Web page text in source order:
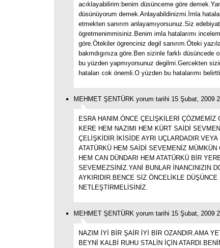
acıklayabilirim:benim düsünceme göre
düsünüyorum demek.Anlayabildinizmi.İmla
etmekten sanırım anlayamıyorsunuz.Siz
ögretmenimmisiniz.Benim imla hatalarımı
göre.Ötekiler ögrenciniz degil sanırım.Öteki
bakmdıgınıza göre.Ben sizinle farklı düsüncede
bu yüzden yapmıyorsunuz degilmi.Gercekten
hataları cok önemli.O yüzden bu hatalarımı
MEHMET ŞENTÜRK yorum tarihi 15 Şubat, 2009
ESRA HANIM.ÖNCE ÇELİŞKİLERİ ÇÖZMEMİZ
KERE HEM NAZIMI HEM KÜRT SAİDİ
ÇELİŞKİDİR.İKİSİDE AYRI UÇLARDADIR.VEYA
ATATÜRKÜ HEM SAİDİ SEVEMENİZ MÜMKÜN
HEM CAN DÜNDARI HEM ATATÜRKÜ BİR
SEVEMEZSİNİZ.YANİ BUNLAR İNANCINIZIN
AYKIRIDIR.BENCE SİZ ÖNCELİKLE DÜŞÜNCE
NETLEŞTİRMELİSİNİZ.
MEHMET ŞENTÜRK yorum tarihi 15 Şubat, 2009
NAZIM İYİ BİR ŞAİR İYİ BİR OZANDIR.AMA
BEYNİ KALBİ RUHU STALİN İÇİN